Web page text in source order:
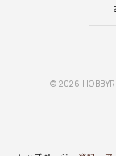
© 2026